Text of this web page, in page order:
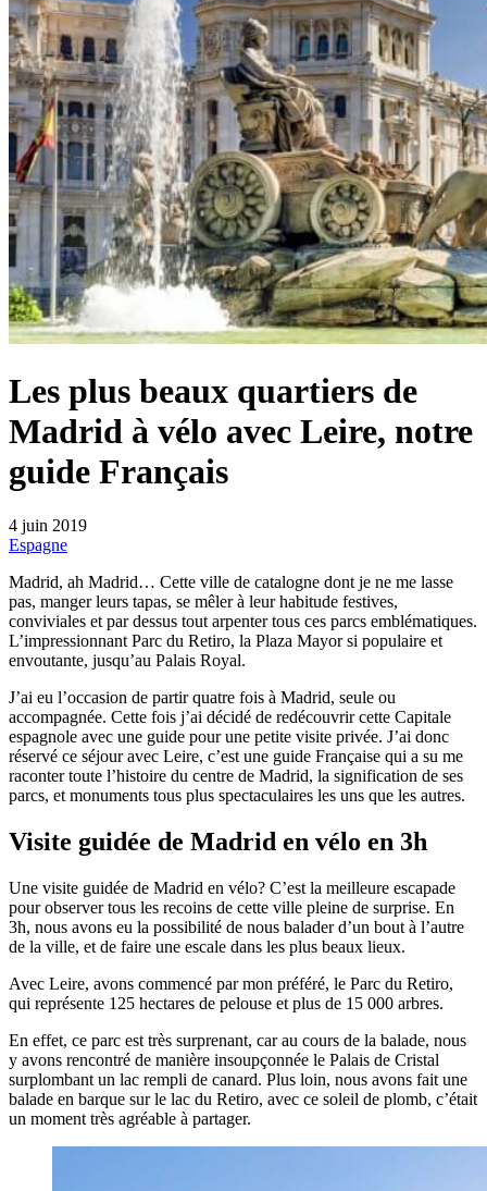
Les plus beaux quartiers de
Madrid à vélo avec Leire, notre
guide Français
4 juin 2019
Espagne
Madrid, ah Madrid… Cette ville de catalogne dont je ne me lasse
pas, manger leurs tapas, se mêler à leur habitude festives,
conviviales et par dessus tout arpenter tous ces parcs emblématiques.
L’impressionnant Parc du Retiro, la Plaza Mayor si populaire et
envoutante, jusqu’au Palais Royal.
J’ai eu l’occasion de partir quatre fois à Madrid, seule ou
accompagnée. Cette fois j’ai décidé de redécouvrir cette Capitale
espagnole avec une guide pour une petite visite privée. J’ai donc
réservé ce séjour avec Leire, c’est une guide Française qui a su me
raconter toute l’histoire du centre de Madrid, la signification de ses
parcs, et monuments tous plus spectaculaires les uns que les autres.
Visite guidée de Madrid en vélo en 3h
Une visite guidée de Madrid en vélo? C’est la meilleure escapade
pour observer tous les recoins de cette ville pleine de surprise. En
3h, nous avons eu la possibilité de nous balader d’un bout à l’autre
de la ville, et de faire une escale dans les plus beaux lieux.
Avec Leire, avons commencé par mon préféré, le Parc du Retiro,
qui représente 125 hectares de pelouse et plus de 15 000 arbres.
En effet, ce parc est très surprenant, car au cours de la balade, nous
y avons rencontré de manière insoupçonnée le Palais de Cristal
surplombant un lac rempli de canard. Plus loin, nous avons fait une
balade en barque sur le lac du Retiro, avec ce soleil de plomb, c’était
un moment très agréable à partager.